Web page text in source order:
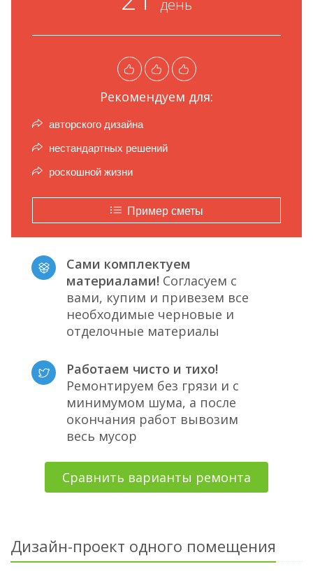
день
Рекомендуем для:
авторского дизайна
нестандартных решений
роскошной жизни
Пример сметы
Сами комплектуем
материалами! Согласуем с
вами, купим и привезем все
необходимые черновые и
отделочные материалы
Работаем чисто и тихо!
Ремонтируем без грязи и с
минимумом шума, а после
окончания работ вывозим
весь мусор
Сравнить варианты ремонта
Дизайн-проект одного помещения